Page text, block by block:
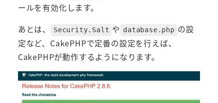
ールを有効化します。
あとは、
Security.Salt や database.php の設
定など、CakePHPで定番の設定を行えば、
CakePHPが動作するようになります。